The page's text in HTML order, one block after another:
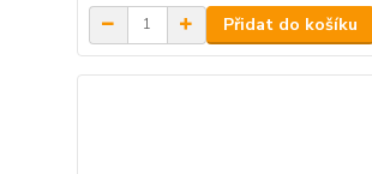
Přidat do košíku